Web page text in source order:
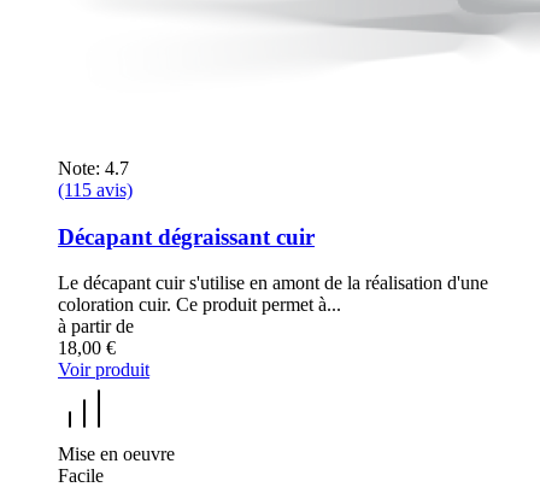
Note: 4.7
(115 avis)
Décapant dégraissant cuir
Le décapant cuir s'utilise en amont de la réalisation d'une
coloration cuir. Ce produit permet à...
à partir de
18,00 €
Voir produit
Mise en oeuvre
Facile